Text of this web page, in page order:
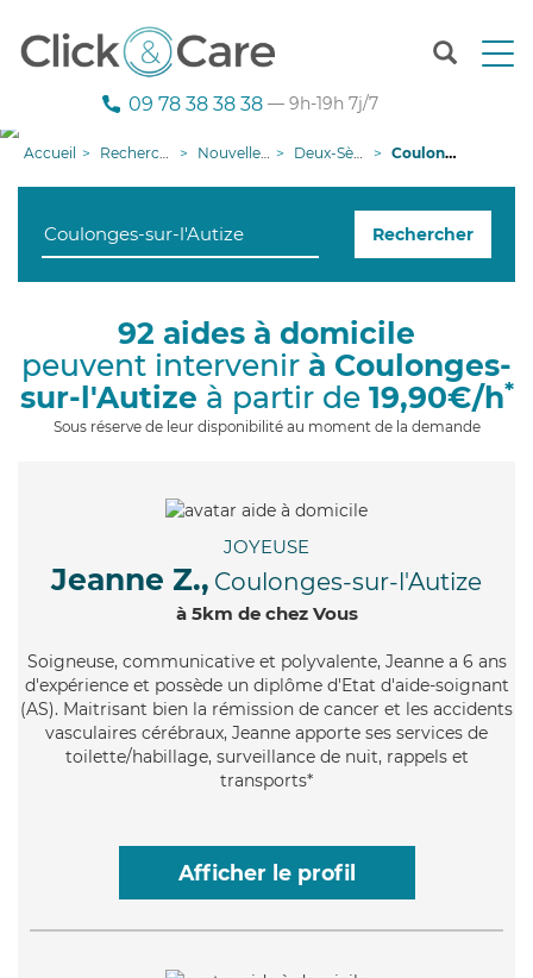
T
n
g
i
o
n
09 78 38 38 38 — 9h-19h 7j/7
Accueil Recherche aide à domicile Nouvelle-Aquitaine Deux-Sèvres Coulonges-sur-l'Autize
Rechercher
92 aides à domicile
peuvent intervenir à Coulonges-
sur-l'Autize à partir de 19,90€/h*
Sous réserve de leur disponibilité au moment de la demande
JOYEUSE
Jeanne Z., Coulonges-sur-l'Autize
à 5km de chez Vous
Soigneuse, communicative et polyvalente, Jeanne a 6 ans
d'expérience et possède un diplôme d'Etat d'aide-soignant
(AS). Maitrisant bien la rémission de cancer et les accidents
vasculaires cérébraux, Jeanne apporte ses services de
toilette/habillage, surveillance de nuit, rappels et
transports*
Afficher le profil